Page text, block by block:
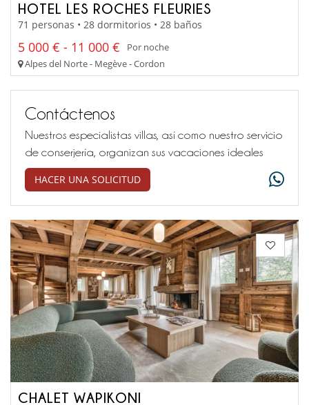
HOTEL LES ROCHES FLEURIES
71 personas • 28 dormitorios • 28 baños
5 000 € - 11 000 €
Por noche
Alpes del Norte - Megève - Cordon
Contáctenos
Nuestros especialistas villas, así como nuestro servicio
de conserjería, organizan sus vacaciones ideales
HACER UNA SOLICITUD
CHALET WAPIKONI